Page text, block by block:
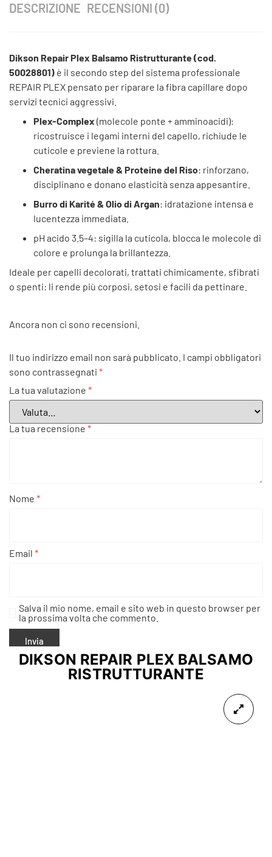
DESCRIZIONE RECENSIONI (0)
Dikson Repair Plex Balsamo Ristrutturante (cod.
50028801) è il secondo step del sistema professionale
REPAIR PLEX pensato per riparare la fibra capillare dopo
servizi tecnici aggressivi.
Plex-Complex (molecole ponte + amminoacidi):
ricostruisce i legami interni del capello, richiude le
cuticole e previene la rottura.
Cheratina vegetale & Proteine del Riso: rinforzano,
disciplinano e donano elasticità senza appesantire.
Burro di Karité & Olio di Argan: idratazione intensa e
lucentezza immediata.
pH acido 3.5–4: sigilla la cuticola, blocca le molecole di
colore e prolunga la brillantezza.
Ideale per capelli decolorati, trattati chimicamente, sfibrati
o spenti: li rende più corposi, setosi e facili da pettinare.
Ancora non ci sono recensioni.
Il tuo indirizzo email non sarà pubblicato. I campi obbligatori
sono contrassegnati *
La tua valutazione *
La tua recensione *
Nome *
Email *
Salva il mio nome, email e sito web in questo browser per
la prossima volta che commento.
DIKSON REPAIR PLEX BALSAMO
RISTRUTTURANTE